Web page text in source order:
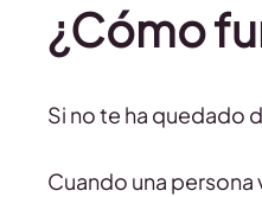
¿Cómo
Si no te ha quedado
Cuando una persona